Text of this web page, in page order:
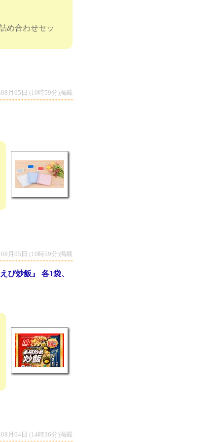
め合わせセッ
月05日 (10時59分)掲載
月05日 (10時59分)掲載
び炒飯』 各1袋、
月04日 (14時36分)掲載